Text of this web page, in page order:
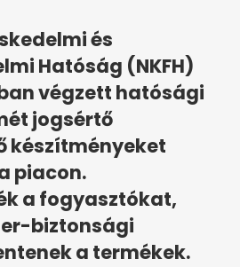
és
Hatóság (NKFH)
végzett hatósági
jogsértő
készítményeket
piacon.
a fogyasztókat,
biztonsági
a termékek.